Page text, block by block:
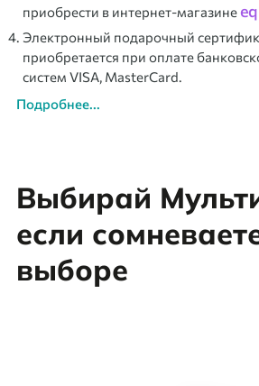
приобрести в интернет-магазине
Электронный подарочный
приобретается при оплате
систем VISA, MasterCard.
Подробнее...
Выбирай
если
выборе